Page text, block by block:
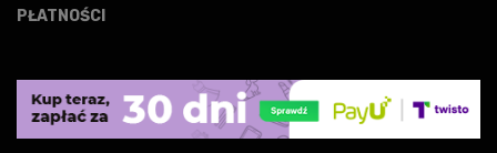
PŁATNOŚCI